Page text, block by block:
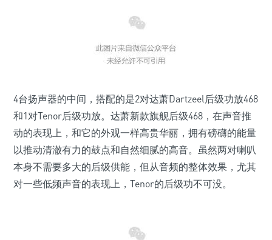
4台扬声器的中间，搭配的是2对达萧Dartzeel后级功放468
和1对Tenor后级功放。达萧新款旗舰后级468，在声音推
动的表现上，和它的外观一样高贵华丽，拥有磅礴的能量
以推动清澈有力的鼓点和自然细腻的高音。虽然两对喇叭
本身不需要多大的后级供能，但从音频的整体效果，尤其
对一些低频声音的表现上，Tenor的后级功不可没。